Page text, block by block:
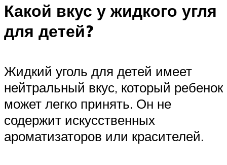
Какой вкус у жидкого угля
для детей?
Жидкий уголь для детей имеет
нейтральный вкус, который ребенок
может легко принять. Он не
содержит искусственных
ароматизаторов или красителей.